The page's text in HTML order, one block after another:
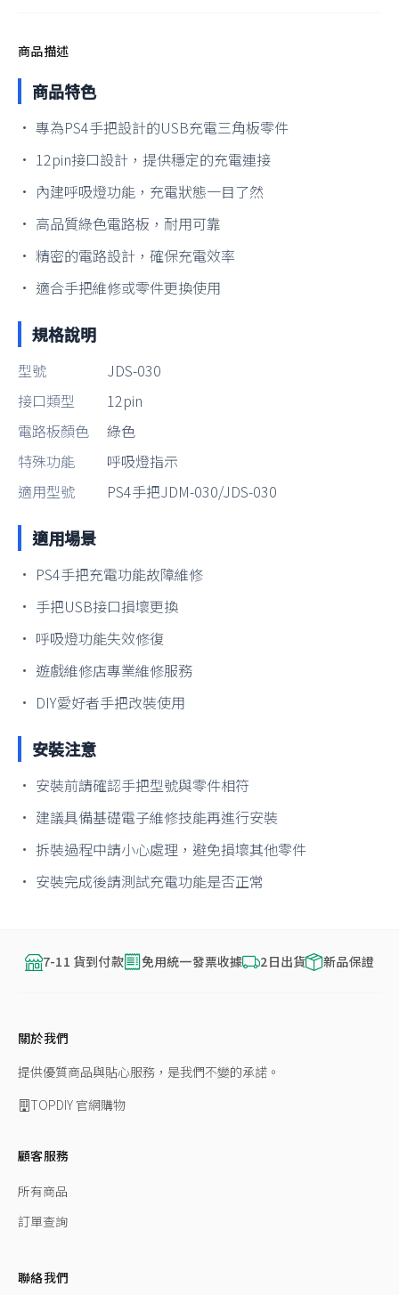
商品描述
商品特色
• 專為PS4手把設計的USB充電三角板零件
• 12pin接口設計，提供穩定的充電連接
• 內建呼吸燈功能，充電狀態一目了然
• 高品質綠色電路板，耐用可靠
• 精密的電路設計，確保充電效率
• 適合手把維修或零件更換使用
規格說明
型號
JDS-030
接口類型
12pin
電路板顏色
綠色
特殊功能
呼吸燈指示
適用型號
PS4手把JDM-030/JDS-030
適用場景
• PS4手把充電功能故障維修
• 手把USB接口損壞更換
• 呼吸燈功能失效修復
• 遊戲維修店專業維修服務
• DIY愛好者手把改裝使用
安裝注意
• 安裝前請確認手把型號與零件相符
• 建議具備基礎電子維修技能再進行安裝
• 拆裝過程中請小心處理，避免損壞其他零件
• 安裝完成後請測試充電功能是否正常
7-11 貨到付款 免用統一發票收據 2日出貨 新品保證
關於我們
提供優質商品與貼心服務，是我們不變的承諾。
TOPDIY 官網購物
顧客服務
所有商品
訂單查詢
聯絡我們